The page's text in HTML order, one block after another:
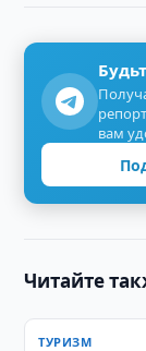
вам
Читайте
ТУРИЗМ